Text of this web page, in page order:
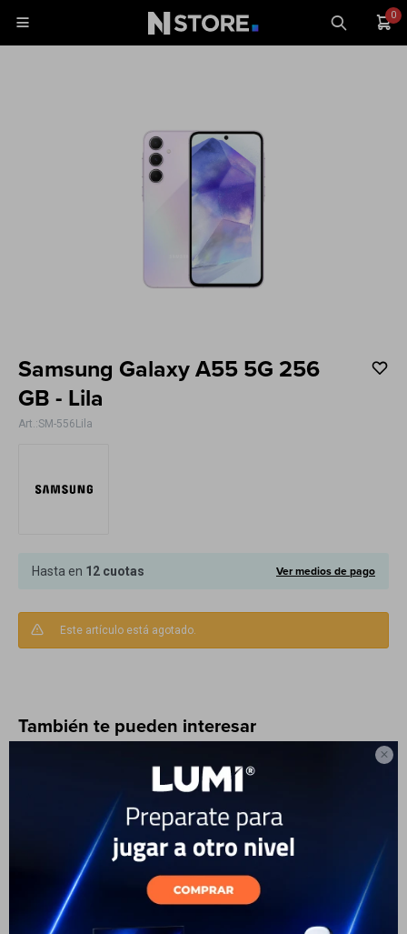

0

Samsung Galaxy A55 5G 256
GB - Lila
SM-556Lila
Hasta en 12 cuotas Ver medios de pago
Este artículo está agotado.
También te pueden interesar
19
Movilidad
F&Q
Celulares
Wearables
Gaming